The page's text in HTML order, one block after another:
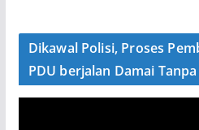
Dikawal Polisi, Proses
PDU berjalan Damai